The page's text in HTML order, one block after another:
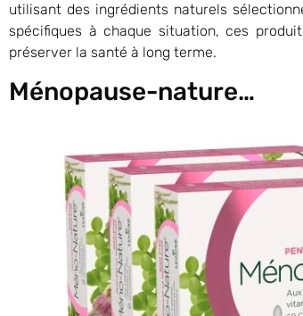
utilisant des ingrédients naturels
spécifiques à chaque situation, ces
préserver la santé à long terme.
Ménopause-nature…